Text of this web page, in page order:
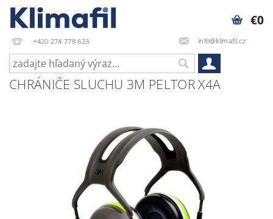
+420 274 778 623 info@klimafil.cz
€0
CHRÁNIČE SLUCHU 3M PELTOR X4A